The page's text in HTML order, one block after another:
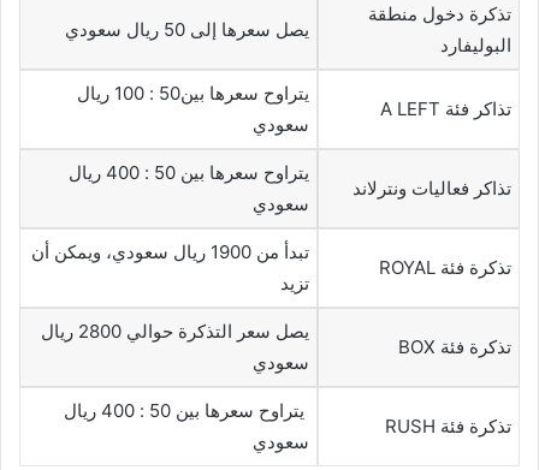
تذكرة دخول منطقة
البوليفارد
يصل سعرها إلى 50 ريال سعودي
تذاكر فئة A LEFT
يتراوح سعرها بين50 : 100 ريال
سعودي
تذاكر فعاليات ونترلاند
يتراوح سعرها بين 50 : 400 ريال
سعودي
تذكرة فئة ROYAL
تبدأ من 1900 ريال سعودي، ويمكن أن
تزيد
تذكرة فئة BOX
يصل سعر التذكرة حوالي 2800 ريال
سعودي
تذكرة فئة RUSH
يتراوح سعرها بين 50 : 400 ريال
سعودي